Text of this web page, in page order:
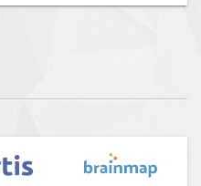
ecologice și traiectorii